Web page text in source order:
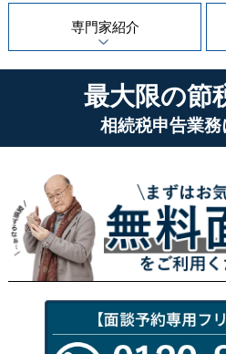
専門家紹介
最大限の節
相続税申告業